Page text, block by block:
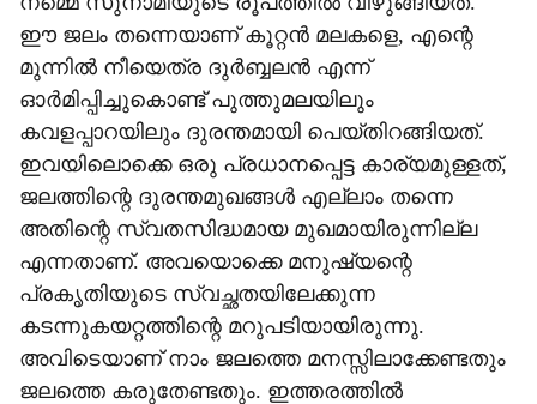
ഈ ജലം തന്നെയാണ് കൂറ്റന്‍ മലകളെ, എന്റെ
മുന്നില്‍ നീയെത്ര ദുര്‍ബ്ബലന്‍ എന്ന്
ഓര്‍മിപ്പിച്ചുകൊണ്ട് പുത്തുമലയിലും
കവളപ്പാറയിലും ദുരന്തമായി പെയ്തിറങ്ങിയത്.
ഇവയിലൊക്കെ ഒരു പ്രധാനപ്പെട്ട കാര്യമുള്ളത്,
ജലത്തിന്റെ ദുരന്തമുഖങ്ങള്‍ എല്ലാം തന്നെ
അതിന്റെ സ്വതസിദ്ധമായ മുഖമായിരുന്നില്ല
എന്നതാണ്. അവയൊക്കെ മനുഷ്യന്റെ
പ്രകൃതിയുടെ സ്വച്ഛതയിലേക്കുന്ന
കടന്നുകയറ്റത്തിന്റെ മറുപടിയായിരുന്നു.
അവിടെയാണ് നാം ജലത്തെ മനസ്സിലാക്കേണ്ടതും
ജലത്തെ കരുതേണ്ടതും. ഇത്തരത്തില്‍